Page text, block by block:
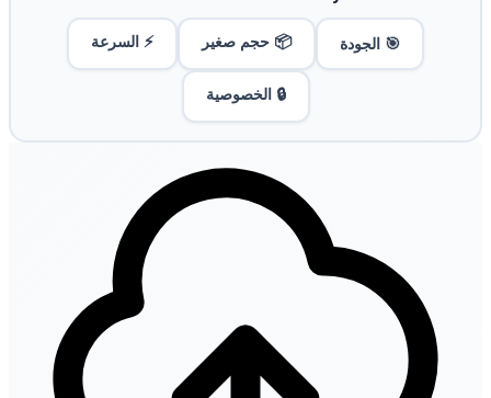
🎯 الجودة 📦 حجم صغير ⚡ السرعة
🔒 الخصوصية